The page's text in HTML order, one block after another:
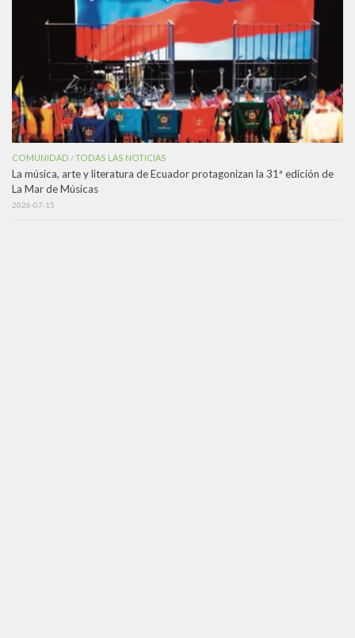
COMUNIDAD /TODAS LAS NOTICIAS
La música, arte y literatura de Ecuador protagonizan la 31ª edición de
La Mar de Músicas
2026-07-15